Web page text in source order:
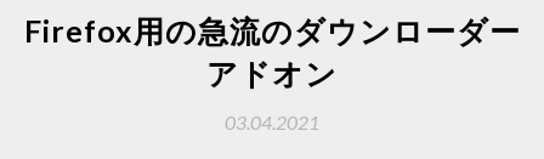
Firefox用の急流のダウンローダー
アドオン
03.04.2021